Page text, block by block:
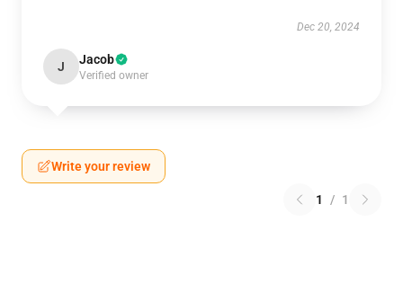
Dec 20, 2024
J Jacob
Verified owner
Write your review
1 / 1